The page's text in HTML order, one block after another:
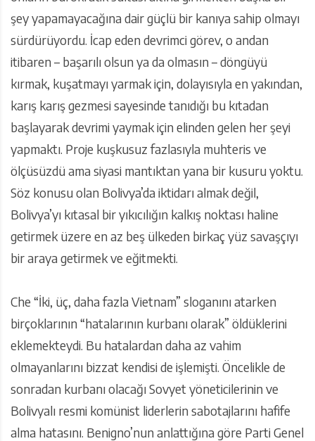
şey yapamayacağına dair güçlü bir kanıya sahip olmayı
sürdürüyordu. İcap eden devrimci görev, o andan
itibaren – başarılı olsun ya da olmasın – döngüyü
kırmak, kuşatmayı yarmak için, dolayısıyla en yakından,
karış karış gezmesi sayesinde tanıdığı bu kıtadan
başlayarak devrimi yaymak için elinden gelen her şeyi
yapmaktı. Proje kuşkusuz fazlasıyla muhteris ve
ölçüsüzdü ama siyasi mantıktan yana bir kusuru yoktu.
Söz konusu olan Bolivya’da iktidarı almak değil,
Bolivya’yı kıtasal bir yıkıcılığın kalkış noktası haline
getirmek üzere en az beş ülkeden birkaç yüz savaşçıyı
bir araya getirmek ve eğitmekti.
Che “İki, üç, daha fazla Vietnam” sloganını atarken
birçoklarının “hatalarının kurbanı olarak” öldüklerini
eklemekteydi. Bu hatalardan daha az vahim
olmayanlarını bizzat kendisi de işlemişti. Öncelikle de
sonradan kurbanı olacağı Sovyet yöneticilerinin ve
Bolivyalı resmi komünist liderlerin sabotajlarını hafife
alma hatasını. Benigno’nun anlattığına göre Parti Genel